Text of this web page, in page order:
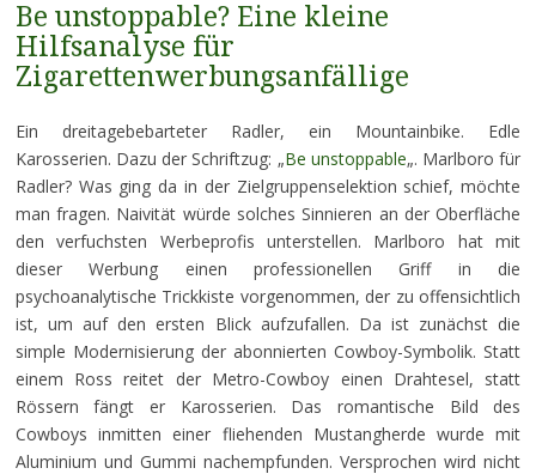
Be unstoppable? Eine kleine
Hilfsanalyse für
Zigarettenwerbungsanfällige
Ein dreitagebebarteter Radler, ein Mountainbike. Edle
Karosserien. Dazu der Schriftzug: „Be unstoppable„. Marlboro für
Radler? Was ging da in der Zielgruppenselektion schief, möchte
man fragen. Naivität würde solches Sinnieren an der Oberfläche
den verfuchsten Werbeprofis unterstellen. Marlboro hat mit
dieser Werbung einen professionellen Griff in die
psychoanalytische Trickkiste vorgenommen, der zu offensichtlich
ist, um auf den ersten Blick aufzufallen. Da ist zunächst die
simple Modernisierung der abonnierten Cowboy-Symbolik. Statt
einem Ross reitet der Metro-Cowboy einen Drahtesel, statt
Rössern fängt er Karosserien. Das romantische Bild des
Cowboys inmitten einer fliehenden Mustangherde wurde mit
Aluminium und Gummi nachempfunden. Versprochen wird nicht